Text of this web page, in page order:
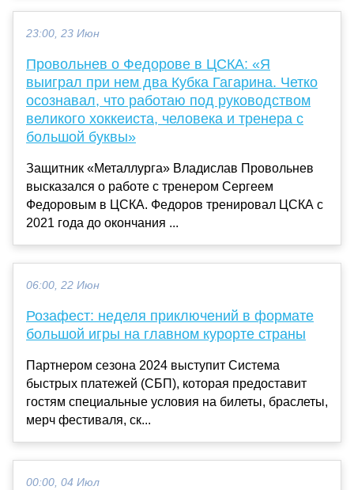
23:00, 23 Июн
Провольнев о Федорове в ЦСКА: «Я
выиграл при нем два Кубка Гагарина. Четко
осознавал, что работаю под руководством
великого хоккеиста, человека и тренера с
большой буквы»
Защитник «Металлурга» Владислав Провольнев
высказался о работе с тренером Сергеем
Федоровым в ЦСКА. Федоров тренировал ЦСКА с
2021 года до окончания ...
06:00, 22 Июн
Розафест: неделя приключений в формате
большой игры на главном курорте страны
Партнером сезона 2024 выступит Система
быстрых платежей (СБП), которая предоставит
гостям специальные условия на билеты, браслеты,
мерч фестиваля, ск...
00:00, 04 Июл